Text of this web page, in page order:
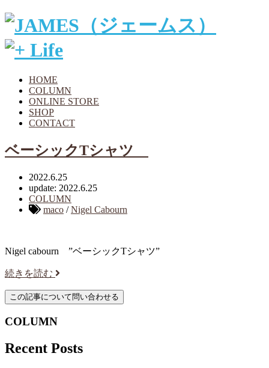
HOME
COLUMN
ONLINE STORE
SHOP
CONTACT
ベーシックTシャツ
2022.6.25
update: 2022.6.25
COLUMN
maco /Nigel Cabourn
Nigel cabourn ”ベーシックTシャツ”
続きを読む
COLUMN
Recent Posts